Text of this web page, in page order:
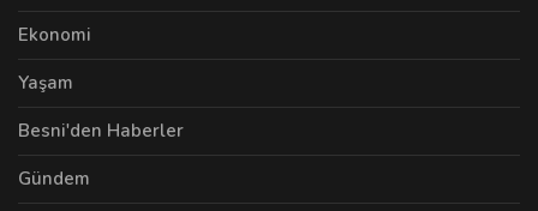
Ekonomi
Yaşam
Besni'den Haberler
Gündem